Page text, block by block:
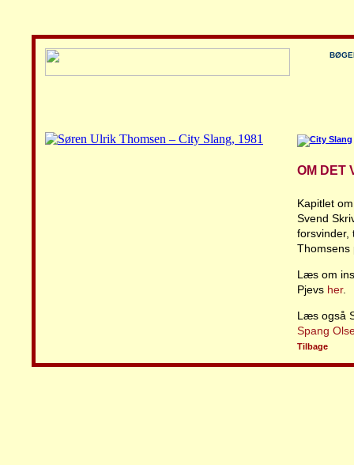
OM DET
Kapitlet
Svend
forsvinder,
Thomsens
Læs om
Pjevs her.
Læs også
Spang
Tilbage